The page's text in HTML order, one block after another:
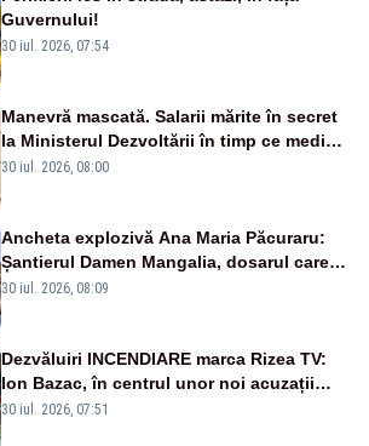
Guvernului!
30 iul. 2026, 07:54
Manevră mascată. Salarii mărite în secret
la Ministerul Dezvoltării în timp ce medicii
ies în stradă
30 iul. 2026, 08:00
Ancheta explozivă Ana Maria Păcuraru:
Șantierul Damen Mangalia, dosarul care
scufundă apărarea României
30 iul. 2026, 08:09
Dezvăluiri INCENDIARE marca Rizea TV:
Ion Bazac, în centrul unor noi acuzații
publice
30 iul. 2026, 07:51